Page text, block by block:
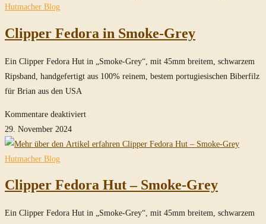
in
Grey
Hutmacher Blog
Clipper Fedora in Smoke-Grey
Ein Clipper Fedora Hut in „Smoke-Grey“, mit 45mm breitem, schwarzem
Ripsband, handgefertigt aus 100% reinem, bestem portugiesischen Biberfilz
für Brian aus den USA
Kommentare deaktiviertfür
Fedora
Grey
29. November 2024
Hutmacher Blog
Clipper Fedora Hut – Smoke-Grey
Ein Clipper Fedora Hut in „Smoke-Grey“, mit 45mm breitem, schwarzem